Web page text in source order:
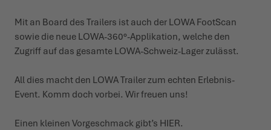
Mit an Board des Trailers ist auch der LOWA FootScan
sowie die neue LOWA-360°-Appli­kation, welche den
Zugriff auf das gesamte LOWA-Schweiz-Lager zulässt.
All dies macht den LOWA Trailer zum echten Erlebnis-
Event. Komm doch vorbei. Wir freuen uns!
Einen kleinen Vorge­schmack gibt’s HIER.